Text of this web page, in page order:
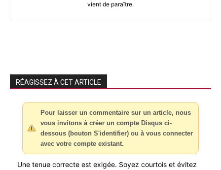
vient de paraître.
RÉAGISSEZ À CET ARTICLE
Pour laisser un commentaire sur un article, nous
vous invitons à créer un compte Disqus ci-
dessous (bouton S'identifier) ou à vous connecter
avec votre compte existant.
Une tenue correcte est exigée. Soyez courtois et évitez